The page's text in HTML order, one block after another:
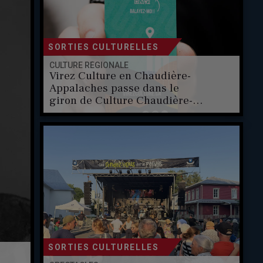
SORTIES CULTURELLES
CULTURE RÉGIONALE
Virez Culture en Chaudière-
Appalaches passe dans le
giron de Culture Chaudière-
Appalaches
SORTIES CULTURELLES